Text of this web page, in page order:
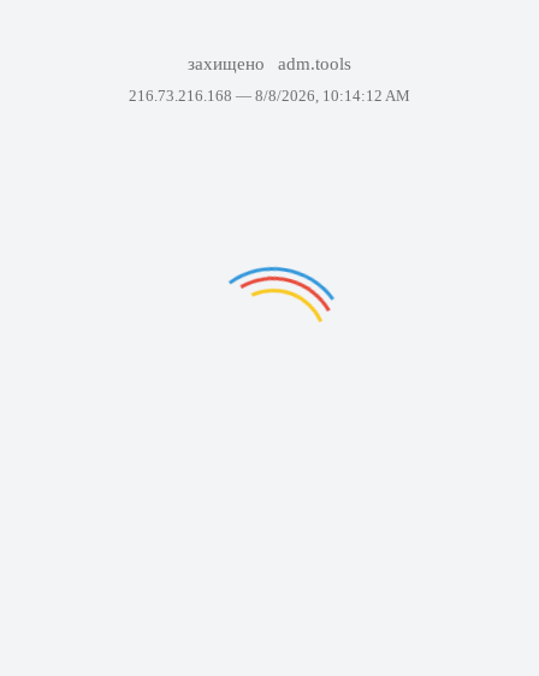
захищено adm.tools
216.73.216.168 — 8/8/2026, 10:14:12 AM